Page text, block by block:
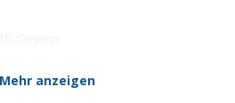
Mehr anzeigen